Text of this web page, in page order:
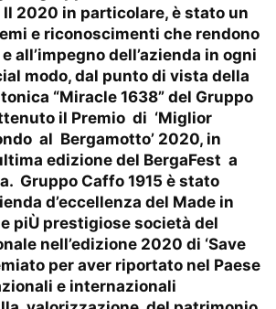
Il 2020 in particolare, è stato un
e riconoscimenti che rendono
all’impegno dell’azienda in ogni
modo, dal punto di vista della
“Miracle 1638” del Gruppo
il Premio di ‘Miglior
al Bergamotto’ 2020, in
edizione del BergaFest a
Gruppo Caffo 1915 è stato
d’eccellenza del Made in
piÙ prestigiose società del
nell’edizione 2020 di ‘Save
per aver riportato nel Paese
e internazionali